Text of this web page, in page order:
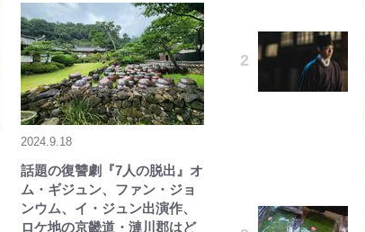
2024.9.18
話題の復讐劇『7人の脱出』オ
ム・ギジュン、ファン・ジョ
ンウム、イ・ジュン出演作、
ロケ地の京畿道・漣川郡はど